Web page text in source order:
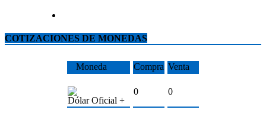
COTIZACIONES DE MONEDAS
Moneda Compra Venta
Dólar Oficial +
0 0